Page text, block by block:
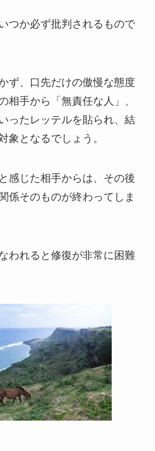
つか必ず批判されるもので
ず、口先だけの傲慢な態度
相手から「無責任な人」、
ったレッテルを貼られ、結
象となるでしょう。
感じた相手からは、その後
係そのものが終わってしま
われると修復が非常に困難